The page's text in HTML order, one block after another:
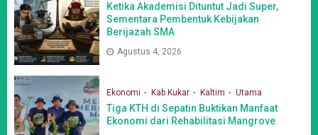
Ketika Akademisi Dituntut Jadi Super,
Sementara Pembentuk Kebijakan
Berijazah SMA
Agustus 4, 2026
Ekonomi Kab Kukar Kaltim Utama
Tiga KTH di Sepatin Buktikan Manfaat
Ekonomi dari Rehabilitasi Mangrove